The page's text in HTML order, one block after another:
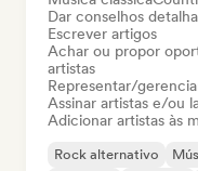
Dar conselhos
Escrever artigos
Achar ou propor
artistas
Representar/
Assinar artistas e/ou
Adicionar artistas às
Rock alternativo